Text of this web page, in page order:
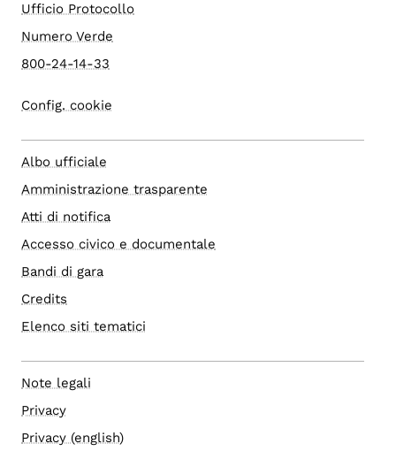
Ufficio Protocollo
Numero Verde
800-24-14-33
Config. cookie
Albo ufficiale
Amministrazione trasparente
Atti di notifica
Accesso civico e documentale
Bandi di gara
Credits
Elenco siti tematici
Note legali
Privacy
Privacy (english)